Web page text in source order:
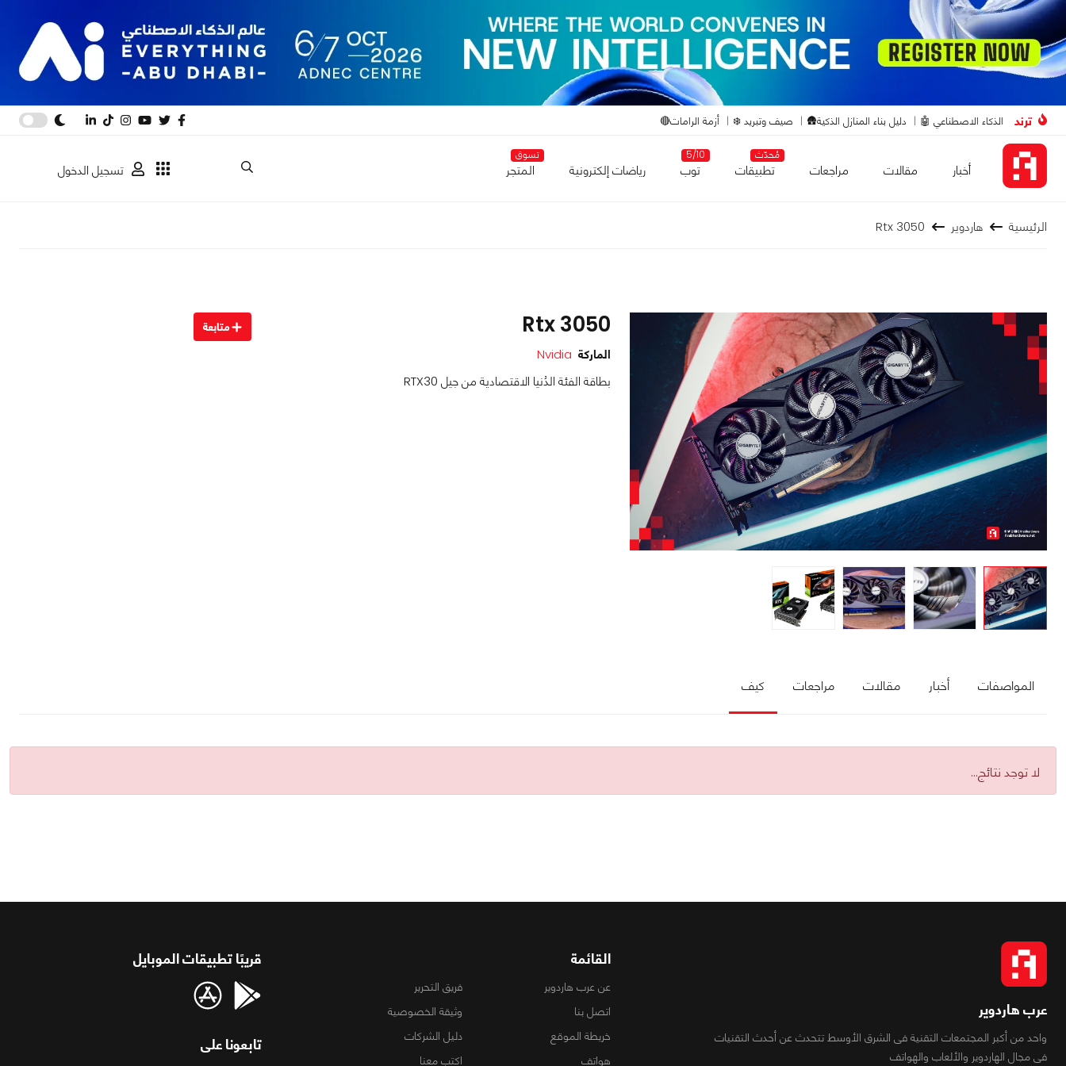
ترند الذكاء الاصطناعي 🤖 دليل بناء المنازل الذكية🛖 صيف وتبريد ❄️ أزمة الرامات🔴
أخبار مقالات مراجعات
مُحدّث
تطبيقات
5/10
توب رياضات إلكترونية
تسوق
المتجر تسجيل الدخول
الرئيسية هاردوير Rtx 3050
Rtx 3050 متابعة
الماركة Nvidia
بطاقة الفئة الدُنيا الاقتصادية من جيل RTX30
المواصفات أخبار مقالات مراجعات كيف
لا توجد نتائج...
عرب هاردوير
واحد من أكبر المجتمعات التقنية فى الشرق الأوسط تتحدث عن أحدث التقنيات
فى مجال الهاردوير والألعاب والهواتف
القائمة
عن عرب هاردوير
فريق التحرير
اتصل بنا
وثيقة الخصوصية
خريطة الموقع
دليل الشركات
هواتف
اكتب معنا
قريبًا تطبيقات الموبايل
تابعونا على